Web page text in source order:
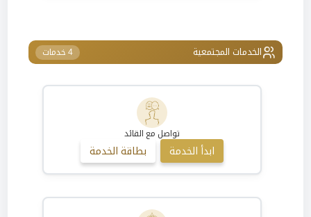
الخدمات المجتمعية 4 خدمات
تواصل مع القائد
ابدأ الخدمة بطاقة الخدمة